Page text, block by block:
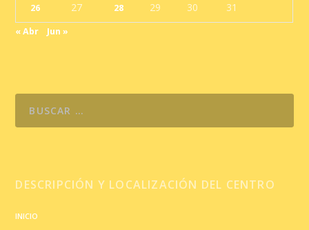
26 27 28 29 30 31
« Abr Jun »
DESCRIPCIÓN Y LOCALIZACIÓN DEL CENTRO
INICIO